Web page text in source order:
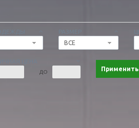
ВСЕ
ДО Применить